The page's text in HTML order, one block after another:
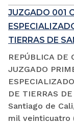
JUZGADO 001
TIERRAS DE
REPÚBLICA DE
JUZGADO
DE TIERRAS
Santiago de
mil veinticuatro